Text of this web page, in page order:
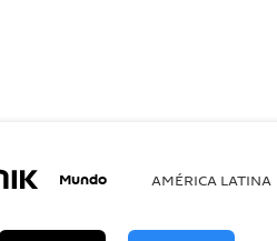
Mundo AMÉRICA LATINA